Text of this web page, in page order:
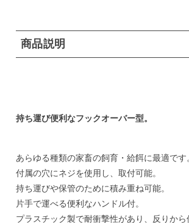
商品説明
持ち運び便利なフックオーバー型。
あらゆる種類の家畜の飼育・給餌に最適です
付属の穴にネジを使用し、取付可能。
持ち運びや保管のために積み重ね可能。
片手で運べる便利なハンドル付。
プラスチック製で耐衝撃性があり、反りから